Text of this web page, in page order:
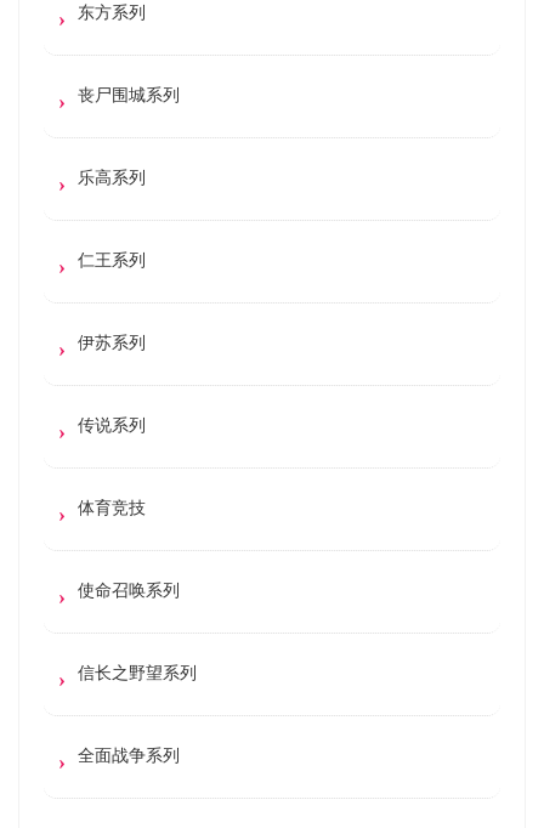
东方系列
丧尸围城系列
乐高系列
仁王系列
伊苏系列
传说系列
体育竞技
使命召唤系列
信长之野望系列
全面战争系列